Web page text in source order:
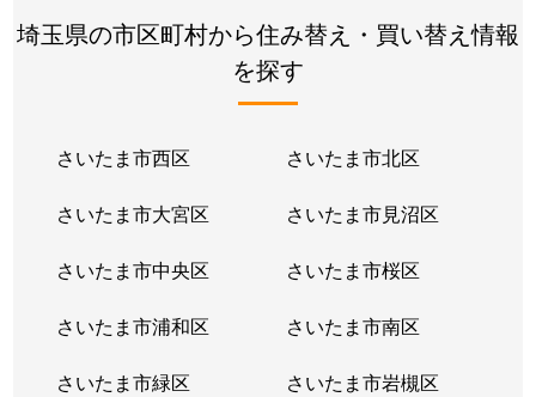
埼玉県の市区町村から住み替え・買い替え情報
を探す
さいたま市西区 さいたま市北区
さいたま市大宮区 さいたま市見沼区
さいたま市中央区 さいたま市桜区
さいたま市浦和区 さいたま市南区
さいたま市緑区 さいたま市岩槻区